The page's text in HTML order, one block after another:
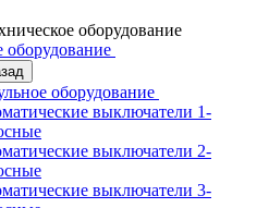
оборудование
оборудование
выключатели 1-
выключатели 2-
выключатели 3-